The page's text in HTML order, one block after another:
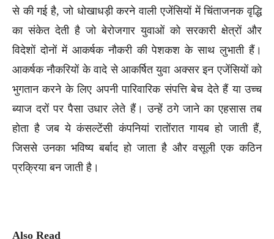
से की गई है, जो धोखाधड़ी करने वाली एजेंसियों में चिंताजनक वृद्धि
का संकेत देती है जो बेरोजगार युवाओं को सरकारी क्षेत्रों और
विदेशों दोनों में आकर्षक नौकरी की पेशकश के साथ लुभाती हैं।
आकर्षक नौकरियों के वादे से आकर्षित युवा अक्सर इन एजेंसियों को
भुगतान करने के लिए अपनी पारिवारिक संपत्ति बेच देते हैं या उच्च
ब्याज दरों पर पैसा उधार लेते हैं। उन्हें ठगे जाने का एहसास तब
होता है जब ये कंसल्टेंसी कंपनियां रातोंरात गायब हो जाती हैं,
जिससे उनका भविष्य बर्बाद हो जाता है और वसूली एक कठिन
प्रक्रिया बन जाती है।
Also Read